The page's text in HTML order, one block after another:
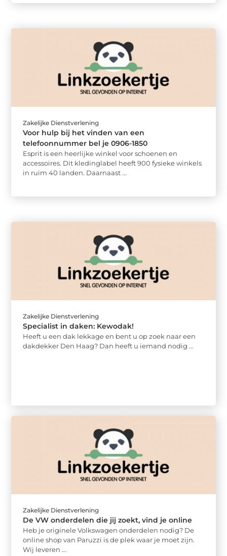
Zakelijke Dienstverlening
Voor hulp bij het vinden van een
telefoonnummer bel je 0906-1850
Esprit is een heerlijke winkel voor schoenen en
accessoires. Dit kledinglabel heeft 900 fysieke winkels
in ruim 40 landen. Daarnaast ...
Zakelijke Dienstverlening
Specialist in daken: Kewodak!
Heeft u een dak lekkage en bent u op zoek naar een
dakdekker Den Haag? Dan heeft u iemand nodig ...
Zakelijke Dienstverlening
De VW onderdelen die jij zoekt, vind je online
Heb je originele Volkswagen onderdelen nodig? De
online shop van Paruzzi is de plek waar je moet zijn.
Wij leveren ...